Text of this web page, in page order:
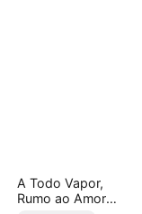
A Todo Vapor,
Rumo ao Amor